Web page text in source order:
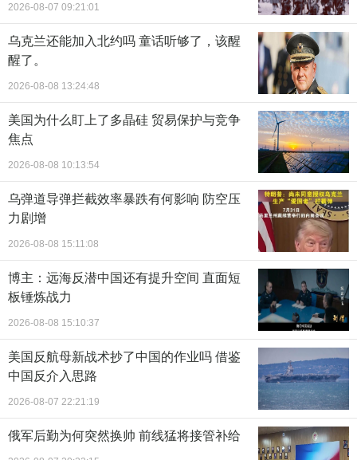
2026-08-07 09:21:01
乌克兰还能加入北约吗 童话听够了，该醒
醒了。
2026-08-08 13:24:48
美国为什么盯上了多晶硅 贸易保护与竞争
焦点
2026-08-08 10:13:54
乌弹道导弹拦截效率暴跌有何影响 防空压
力剧增
2026-08-08 15:11:08
博主：远海反潜中国还有提升空间 直面短
板锤炼战力
2026-08-08 15:10:37
美国反航母新战术抄了中国的作业吗 借鉴
中国反介入思路
2026-08-07 22:21:19
俄军后勤为何突然换帅 前线猛将接管补给